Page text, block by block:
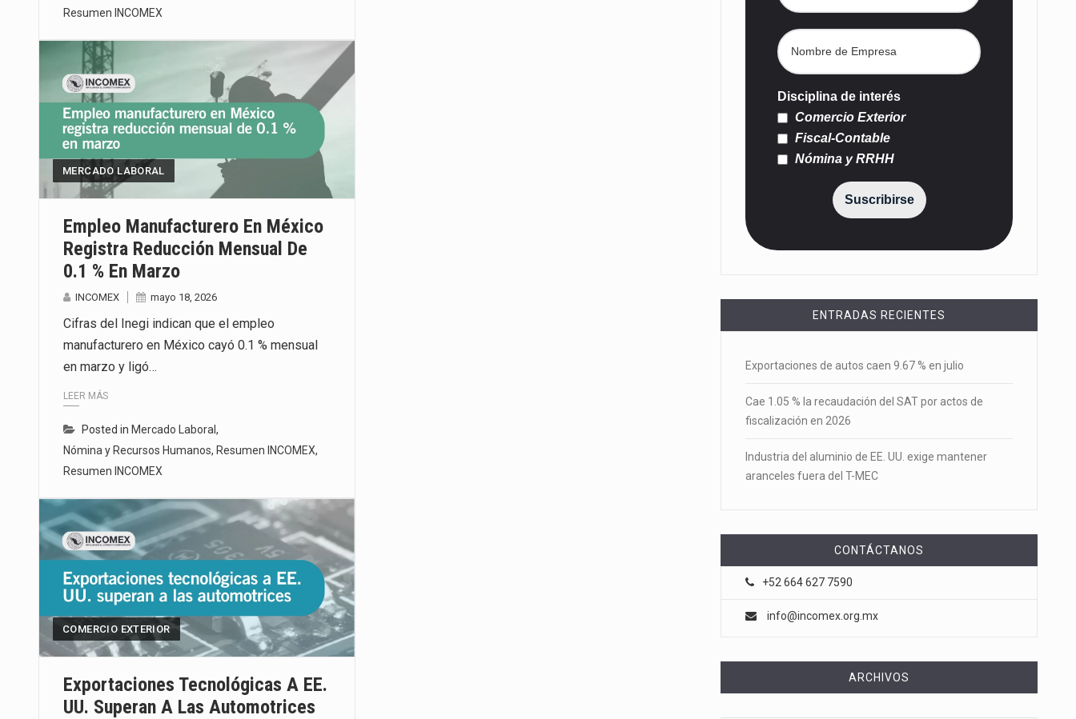
Resumen INCOMEX
MERCADO LABORAL
Empleo Manufacturero En México
Registra Reducción Mensual De
0.1 % En Marzo
INCOMEX mayo 18, 2026
Cifras del Inegi indican que el empleo
manufacturero en México cayó 0.1 % mensual
en marzo y ligó…
LEER MÁS
Posted in Mercado Laboral ,
Nómina y Recursos Humanos, Resumen INCOMEX,
Resumen INCOMEX
COMERCIO EXTERIOR
Exportaciones Tecnológicas A EE.
UU. Superan A Las Automotrices
Disciplina de interés
Comercio Exterior
Fiscal-Contable
Nómina y RRHH
Suscribirse
ENTRADAS RECIENTES
Exportaciones de autos caen 9.67 % en julio
Cae 1.05 % la recaudación del SAT por actos de
fiscalización en 2026
Industria del aluminio de EE. UU. exige mantener
aranceles fuera del T-MEC
CONTÁCTANOS
+52 664 627 7590
info@incomex.org.mx
ARCHIVOS